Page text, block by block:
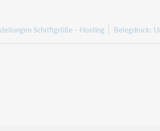
Schriftgröße - Hosting